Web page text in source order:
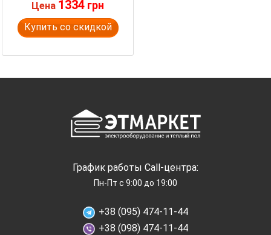
Цена 1334 грн
Купить со скидкой
График работы Call-центра:
Пн-Пт с 9:00 до 19:00
+38 (095) 474-11-44
+38 (098) 474-11-44